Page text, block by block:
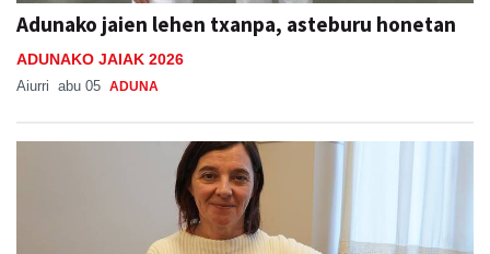
Adunako jaien lehen txanpa, asteburu honetan
ADUNAKO JAIAK 2026
Aiurri abu 05 ADUNA